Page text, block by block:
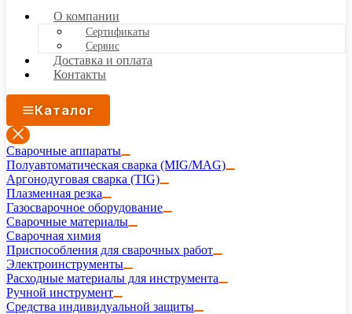
О компании
Сертификаты
Сервис
Доставка и оплата
Контакты
Каталог
Сварочные аппараты
Полуавтоматическая сварка (MIG/MAG)
Аргонодуговая сварка (TIG)
Плазменная резка
Газосварочное оборудование
Сварочные материалы
Сварочная химия
Приспособления для сварочных работ
Электроинструменты
Расходные материалы для инструмента
Ручной инструмент
Средства индивидуальной защиты